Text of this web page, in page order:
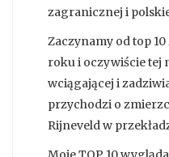
zagranicznej i
Zaczynamy od top
roku i oczywiście tej
wciągającej i
przychodzi o
Rijneveld w